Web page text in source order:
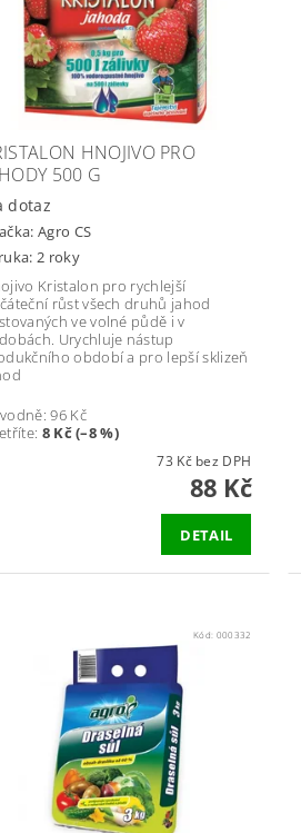
HNOJIVO PRO
500 G
dotaz
Agro CS
2 roky
Kristalon pro rychlejší
růst všech druhů jahod
ve volné půdě i v
Urychluje nástup
období a pro lepší sklizeň
96 Kč
: 8 Kč (–8 %)
73 Kč bez DPH
88 Kč
DETAIL
Kód: 000332